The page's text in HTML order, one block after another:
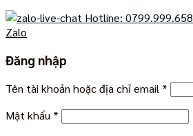
Hotline: 0799.999.658
Zalo
Đăng nhập
Tên tài khoản hoặc địa chỉ email *
Mật khẩu *